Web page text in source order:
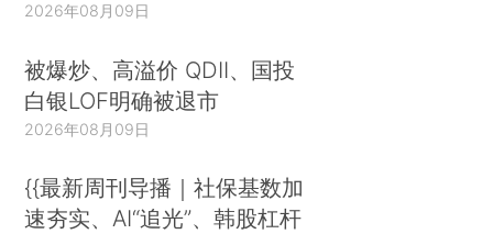
2026年08月09日
被爆炒、高溢价 QDII、国投
白银LOF明确被退市
2026年08月09日
{{最新周刊导播｜社保基数加
速夯实、AI“追光”、韩股杠杆